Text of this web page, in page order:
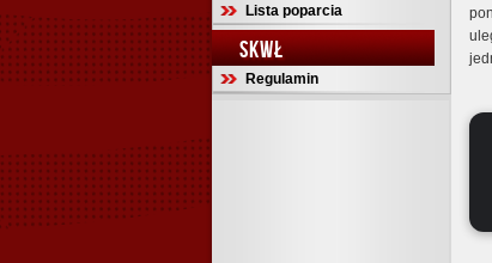
Lista poparcia
SKWŁ
Regulamin